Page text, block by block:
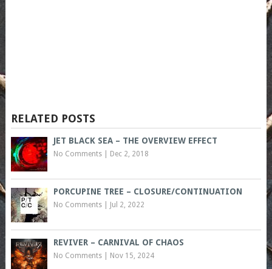
RELATED POSTS
JET BLACK SEA – THE OVERVIEW EFFECT
No Comments| Dec 2, 2018
PORCUPINE TREE – CLOSURE/CONTINUATION
No Comments| Jul 2, 2022
REVIVER – CARNIVAL OF CHAOS
No Comments| Nov 15, 2024